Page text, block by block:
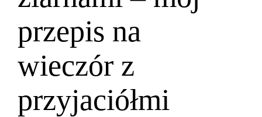
przepis na
wieczór z
przyjaciółmi